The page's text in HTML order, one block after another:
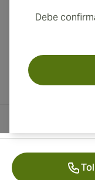
Debe